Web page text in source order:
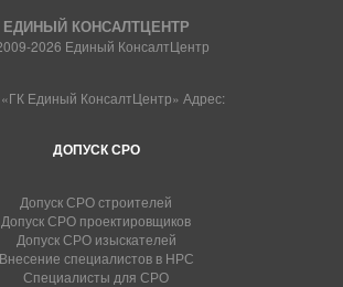
ЕДИНЫЙ КОНСАЛТЦЕНТР
2026 Единый КонсалтЦентр
Единый КонсалтЦентр» Адрес:
ДОПУСК СРО
Допуск СРО строителей
Допуск СРО проектировщиков
Допуск СРО изыскателей
Внесение специалистов в НРС
Специалисты для СРО